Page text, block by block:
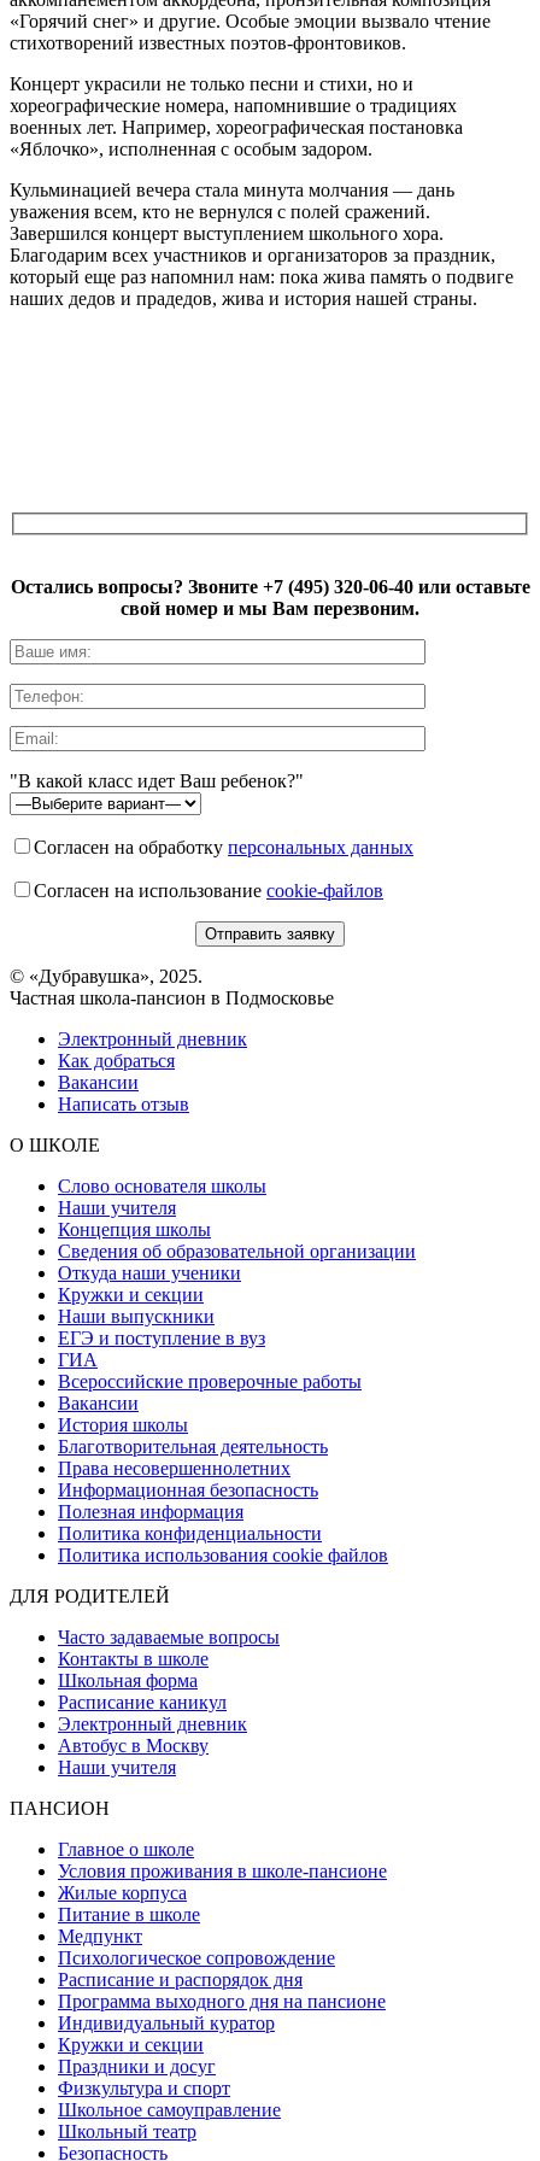
«Горячий снег» и другие. Особые эмоции вызвало чтение
стихотворений известных поэтов-фронтовиков.
Концерт украсили не только песни и стихи, но и
хореографические номера, напомнившие о традициях
военных лет. Например, хореографическая постановка
«Яблочко», исполненная с особым задором.
Кульминацией вечера стала минута молчания — дань
уважения всем, кто не вернулся с полей сражений.
Завершился концерт выступлением школьного хора.
Благодарим всех участников и организаторов за праздник,
который еще раз напомнил нам: пока жива память о подвиге
наших дедов и прадедов, жива и история нашей страны.
Остались вопросы? Звоните +7 (495) 320-06-40 или оставьте
свой номер и мы Вам перезвоним.
"В какой класс идет Ваш ребенок?"
Согласен на обработку персональных данных
Согласен на использование cookie-файлов
© «Дубравушка», 2025.
Частная школа-пансион в Подмосковье
Электронный дневник
Как добраться
Вакансии
Написать отзыв
О ШКОЛЕ
Слово основателя школы
Наши учителя
Концепция школы
Сведения об образовательной организации
Откуда наши ученики
Кружки и секции
Наши выпускники
ЕГЭ и поступление в вуз
ГИА
Всероссийские проверочные работы
Вакансии
История школы
Благотворительная деятельность
Права несовершеннолетних
Информационная безопасность
Полезная информация
Политика конфиденциальности
Политика использования cookie файлов
ДЛЯ РОДИТЕЛЕЙ
Часто задаваемые вопросы
Контакты в школе
Школьная форма
Расписание каникул
Электронный дневник
Автобус в Москву
Наши учителя
ПАНСИОН
Главное о школе
Условия проживания в школе-пансионе
Жилые корпуса
Питание в школе
Медпункт
Психологическое сопровождение
Расписание и распорядок дня
Программа выходного дня на пансионе
Индивидуальный куратор
Кружки и секции
Праздники и досуг
Физкультура и спорт
Школьное самоуправление
Школьный театр
Безопасность